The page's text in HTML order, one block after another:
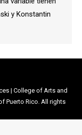
y Konstantin
| College of Arts and
Puerto Rico. All rights